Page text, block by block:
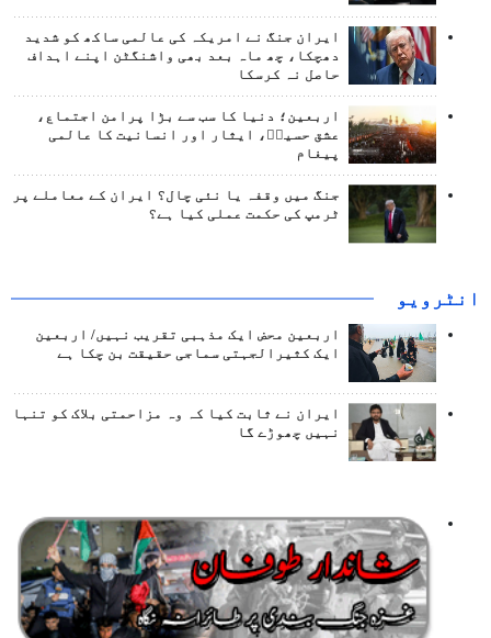
ایران جنگ نے امریکہ کی عالمی ساکھ کو شدید
دھچکا، چھ ماہ بعد بھی واشنگٹن اپنے اہداف
حاصل نہ کرسکا
اربعین؛ دنیا کا سب سے بڑا پرامن اجتماع،
عشق حسینؑ، ایثار اور انسانیت کا عالمی
پیغام
جنگ میں وقفہ یا نئی چال؟ ایران کے معاملے پر
ٹرمپ کی حکمت عملی کیا ہے؟
انٹرويو
اربعین محض ایک مذہبی تقریب نہیں/ اربعین
ایک کثیرالجہتی سماجی حقیقت بن چکا ہے
ایران نے ثابت کیا کہ وہ مزاحمتی بلاک کو تنہا
نہیں چھوڑے گا